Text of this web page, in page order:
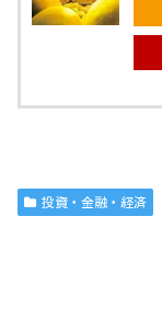
投資・金融・経済